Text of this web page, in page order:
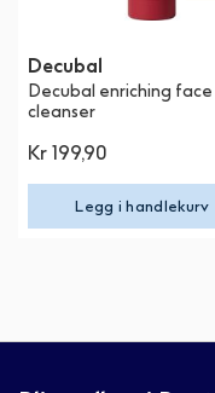
Decubal
Decubal enriching face
cleanser
Kr 199,90
Legg i handlekurv